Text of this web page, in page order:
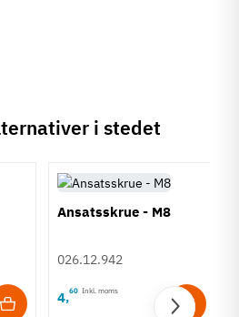
i stedet
Ansatsskrue - M8
026.12.942
4,60 Inkl. moms